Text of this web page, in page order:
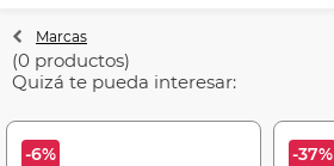
Marcas
(0 productos)
Quizá te pueda interesar:
-6% -37%